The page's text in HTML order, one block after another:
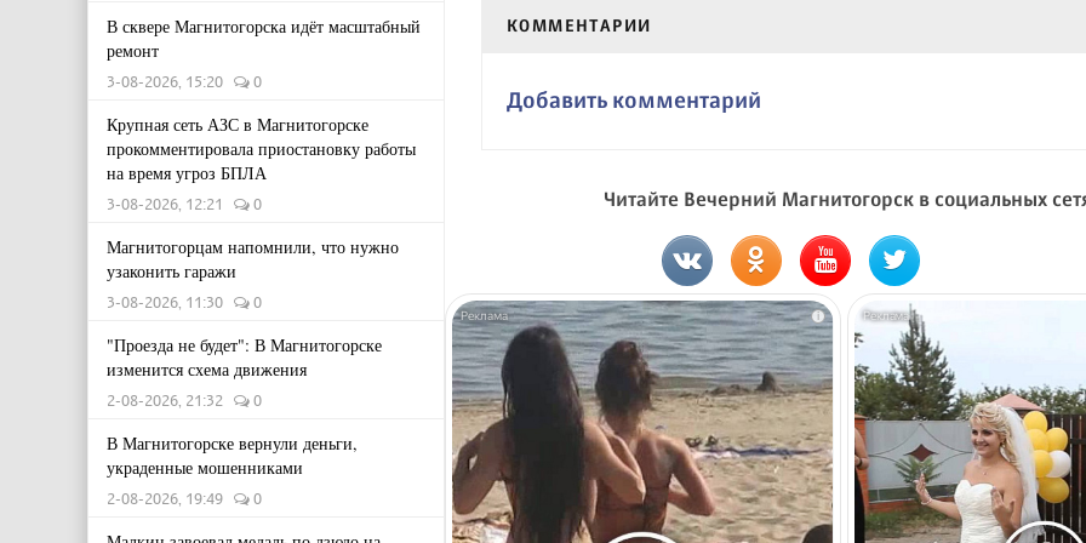
В сквере Магнитогорска идёт масштабный
ремонт
3-08-2026, 15:20 0
Крупная сеть АЗС в Магнитогорске
прокомментировала приостановку работы
на время угроз БПЛА
3-08-2026, 12:21 0
Магнитогорцам напомнили, что нужно
узаконить гаражи
3-08-2026, 11:30 0
"Проезда не будет": В Магнитогорске
изменится схема движения
2-08-2026, 21:32 0
В Магнитогорске вернули деньги,
украденные мошенниками
2-08-2026, 19:49 0
КОММЕНТАРИИ
Добавить комментарий
Читайте Вечерний Магнитогорск в социальных
i